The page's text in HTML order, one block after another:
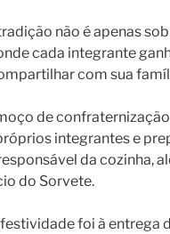
não é apenas
cada integrante
com sua
de
integrantes e
da cozinha,
do Sorvete.
foi à entrega